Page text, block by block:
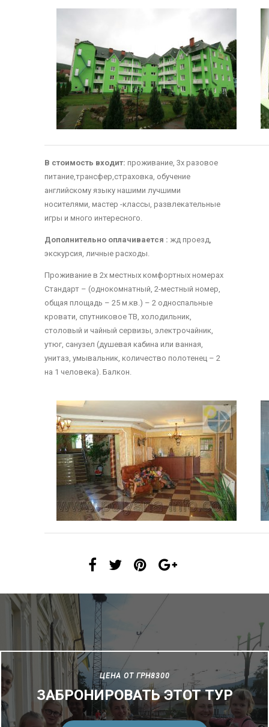
В стоимость входит: проживание, 3х разовое
питание,трансфер,страховка, обучение
английскому языку нашими лучшими
носителями, мастер -классы, развлекательные
игры и много интересного.
Дополнительно оплачивается : жд проезд,
экскурсия, личные расходы.
Проживание в 2х местных комфортных номерах
Стандарт – (однокомнатный, 2-местный номер,
общая площадь – 25 м.кв.) – 2 односпальные
кровати, спутниковое ТВ, холодильник,
столовый и чайный сервизы, электрочайник,
утюг, санузел (душевая кабина или ванная,
унитаз, умывальник, количество полотенец – 2
на 1 человека). Балкон.
ЦЕНА ОТ ГРН8300
ЗАБРОНИРОВАТЬ ЭТОТ ТУР